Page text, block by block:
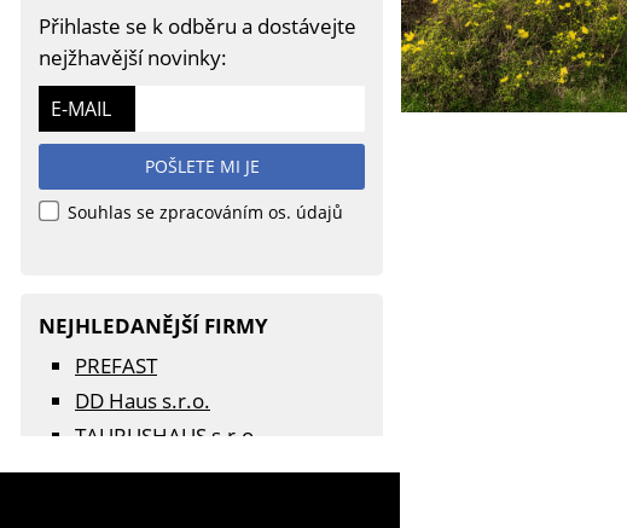
Přihlaste se k odběru a dostávejte
nejžhavější novinky:
E-MAIL
POŠLETE MI JE
Souhlas se zpracováním os. údajů
NEJHLEDANĚJŠÍ FIRMY
PREFAST
DD Haus s.r.o.
TAURUSHAUS s.r.o.
PALIS Plzeň, spol. s.r.o.